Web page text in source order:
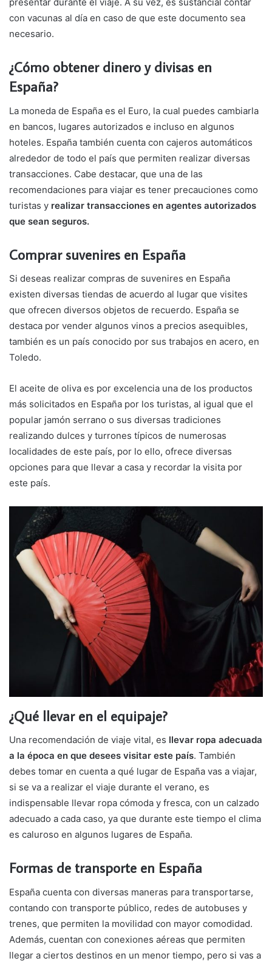
con vacunas al día en caso de que este documento sea
necesario.
¿Cómo obtener dinero y divisas en
España?
La moneda de España es el Euro, la cual puedes cambiarla
en bancos, lugares autorizados e incluso en algunos
hoteles. España también cuenta con cajeros automáticos
alrededor de todo el país que permiten realizar diversas
transacciones. Cabe destacar, que una de las
recomendaciones para viajar es tener precauciones como
turistas y realizar transacciones en agentes autorizados
que sean seguros.
Comprar suvenires en España
Si deseas realizar compras de suvenires en España
existen diversas tiendas de acuerdo al lugar que visites
que ofrecen diversos objetos de recuerdo. España se
destaca por vender algunos vinos a precios asequibles,
también es un país conocido por sus trabajos en acero, en
Toledo.
El aceite de oliva es por excelencia una de los productos
más solicitados en España por los turistas, al igual que el
popular jamón serrano o sus diversas tradiciones
realizando dulces y turrones típicos de numerosas
localidades de este país, por lo ello, ofrece diversas
opciones para que llevar a casa y recordar la visita por
este país.
¿Qué llevar en el equipaje?
Una recomendación de viaje vital, es llevar ropa adecuada
a la época en que desees visitar este país. También
debes tomar en cuenta a qué lugar de España vas a viajar,
si se va a realizar el viaje durante el verano, es
indispensable llevar ropa cómoda y fresca, con un calzado
adecuado a cada caso, ya que durante este tiempo el clima
es caluroso en algunos lugares de España.
Formas de transporte en España
España cuenta con diversas maneras para transportarse,
contando con transporte público, redes de autobuses y
trenes, que permiten la movilidad con mayor comodidad.
Además, cuentan con conexiones aéreas que permiten
llegar a ciertos destinos en un menor tiempo, pero si vas a